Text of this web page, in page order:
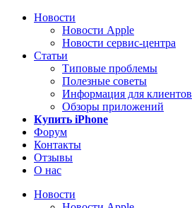
Новости
Новости Apple
Новости сервис-центра
Статьи
Типовые проблемы
Полезные советы
Информация для клиентов
Обзоры приложений
Купить iPhone
Форум
Контакты
Отзывы
О нас
Новости